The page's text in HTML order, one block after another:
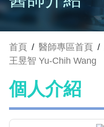
首頁 / 醫師專區首頁 /
王昱智 Yu-Chih Wang
個人介紹